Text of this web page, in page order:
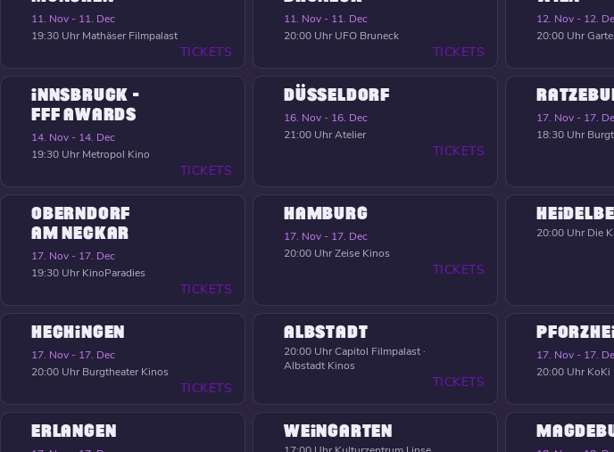
11. Nov - 11. Dec
19:30 Uhr Mathäser Filmpalast
TICKETS
11. Nov - 11. Dec
20:00 Uhr UFO Bruneck
TICKETS
12. Nov - 12.
20:00 Uhr
INNSBRUCK -
FFF AWARDS
14. Nov - 14. Dec
19:30 Uhr Metropol Kino
TICKETS
DÜSSELDORF
16. Nov - 16. Dec
21:00 UhrAtelier
TICKETS
17. Nov - 17.
18:30 Uhr
OBERNDORF
AM NECKAR
17. Nov - 17. Dec
19:30 Uhr KinoParadies
TICKETS
HAMBURG
17. Nov - 17. Dec
20:00 UhrZeise Kinos
TICKETS
20:00 Uhr Die
HECHINGEN
17. Nov - 17. Dec
20:00 Uhr Burgtheater Kinos
TICKETS
ALBSTADT
20:00 UhrCapitol Filmpalast ·
Albstadt Kinos
TICKETS
17. Nov - 17.
20:00 Uhr KoKi
ERLANGEN WEINGARTEN